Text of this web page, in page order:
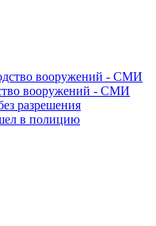
вооружений - СМИ
разрешения
в полицию